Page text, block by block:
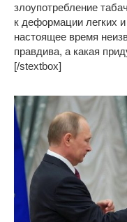
злоупотребление
к деформации легких
настоящее время
правдива, а какая
[/stextbox]